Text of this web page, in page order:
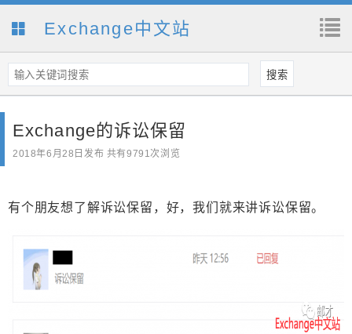
Exchange中文站
Exchange的诉讼保留
2018年6月28日 发布 共有9791次浏览
有个朋友想了解诉讼保留，好，我们就来讲诉讼保留。